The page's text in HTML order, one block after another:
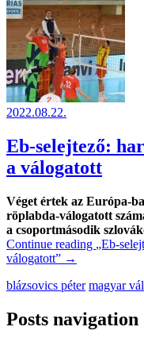
2022.08.22.
Eb-selejtező:
a válogatott
Véget értek az Európa-
röplabda-válogatott
a csoportmásodik
Continue reading „Eb-
válogatott” →
blázsovics péter magyar
Posts navigation